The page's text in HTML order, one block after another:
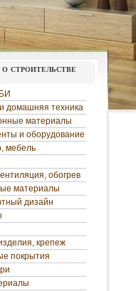
строительстве
домашняя техника
материалы
и оборудование
мебель
обогрев
материалы
дизайн
крепеж
покрытия